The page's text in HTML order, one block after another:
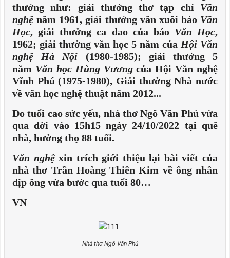
thưởng như: giải thưởng thơ tạp chí Văn
nghệnăm 1961, giải thưởng văn xuôi báo Văn
Học, giải thưởng ca dao của báo Văn Học,
1962; giải thưởng văn học 5 năm của Hội Văn
nghệ Hà Nội (1980-1985); giải thưởng 5
năm Văn học Hùng Vươngcủa Hội Văn nghệ
Vĩnh Phú (1975-1980), Giải thưởng Nhà nước
về văn học nghệ thuật năm 2012...
Do tuổi cao sức yếu, nhà thơ Ngô Văn Phú vừa
qua đời vào 15h15 ngày 24/10/2022 tại quê
nhà, hưởng thọ 88 tuổi.
Văn nghệxin trích giới thiệu lại bài viết của
nhà thơ Trần Hoàng Thiên Kim về ông nhân
dịp ông vừa bước qua tuổi 80…
VN
Nhà thơ Ngô Văn Phú